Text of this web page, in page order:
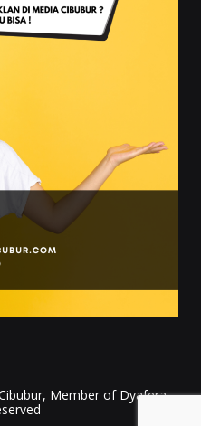
Member of Dyafera